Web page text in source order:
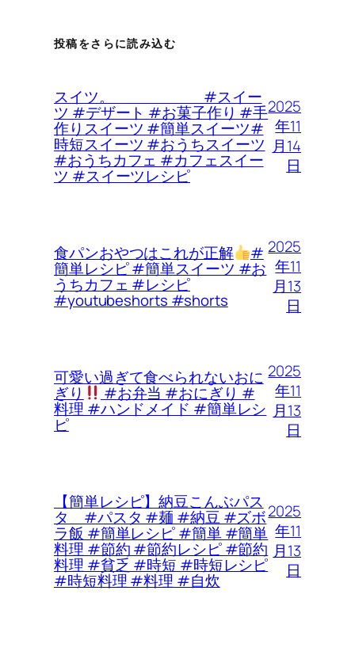
投稿をさらに読み込む
スイツ。 #スイー
ツ #デザート #お菓子作り #手
作りスイーツ #簡単スイーツ#
時短スイーツ #おうちスイーツ
#おうちカフェ #カフェスイー
ツ #スイーツレシピ
2025
年11
月14
日
食パンおやつはこれが正解 #
簡単レシピ #簡単スイーツ #お
うちカフェ #レシピ
#youtubeshorts #shorts
2025
年11
月13
日
可愛い過ぎて食べられないおに
ぎり #お弁当 #おにぎり #
料理 #ハンドメイド #簡単レシ
ピ
2025
年11
月13
日
【簡単レシピ】納豆こんぶパス
タ #パスタ #麺 #納豆 #ズボ
ラ飯 #簡単レシピ #簡単 #簡単
料理 #節約 #節約レシピ #節約
料理 #貧乏 #時短 #時短レシピ
#時短料理 #料理 #自炊
2025
年11
月13
日